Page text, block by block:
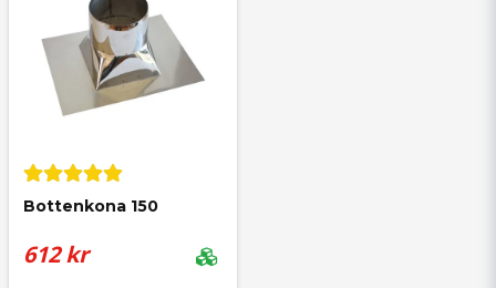
Bottenkona 150
612 kr